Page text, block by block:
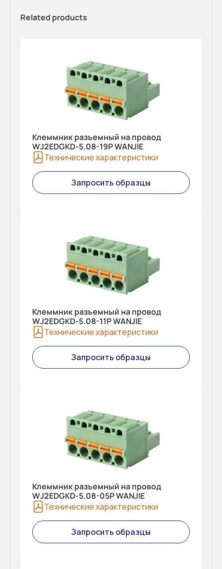
Related products
Клеммник разъемный на провод
WJ2EDGKD-5.08-19P WANJIE
Технические характеристики
Запросить образцы
Клеммник разъемный на провод
WJ2EDGKD-5.08-11P WANJIE
Технические характеристики
Запросить образцы
Клеммник разъемный на провод
WJ2EDGKD-5.08-05P WANJIE
Технические характеристики
Запросить образцы